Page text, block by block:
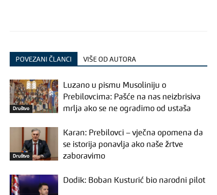
POVEZANI ČLANCI VIŠE OD AUTORA
Društvo
Luzano u pismu Musoliniju o
Prebilovcima: Pašće na nas neizbrisiva
mrlja ako se ne ogradimo od ustaša
Društvo
Karan: Prebilovci – vječna opomena da
se istorija ponavlja ako naše žrtve
zaboravimo
Dodik: Boban Kusturić bio narodni pilot